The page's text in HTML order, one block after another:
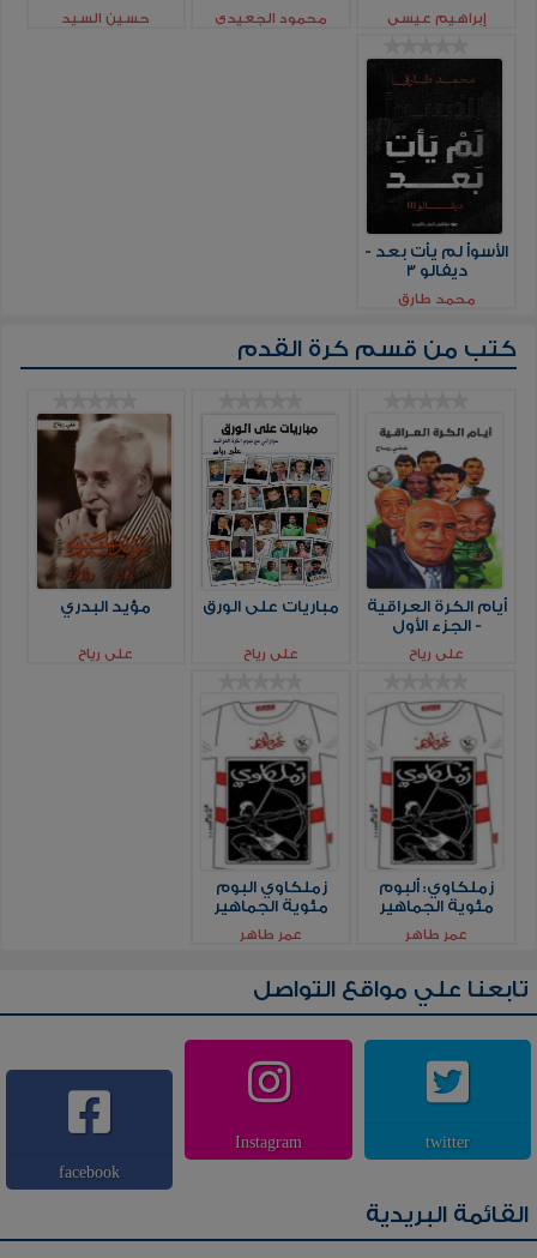
إبراهيم عيسي محمود الجعيدي حسين السيد
الأسوأ لم يأت بعد -
ديفالو 3
محمد طارق
كتب من قسم كرة القدم
أيام الكرة العراقية
- الجزء الأول
علي رياح
مباريات على الورق
علي رياح
مؤيد البدري
علي رياح
زملكاوي: ألبوم
مئوية الجماهير
عمر طاهر
زملكاوي البوم
مئوية الجماهير
عمر طاهر
تابعنا علي مواقع التواصل
twitter
Instagram
facebook
القائمة البريدية